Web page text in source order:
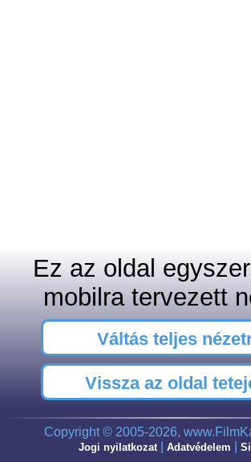
Ez az oldal
mobilra tervezett
Váltás teljes
Vissza az oldal
Copyright © 2005-2026,
Jogi nyilatkozat| Adatvédelem